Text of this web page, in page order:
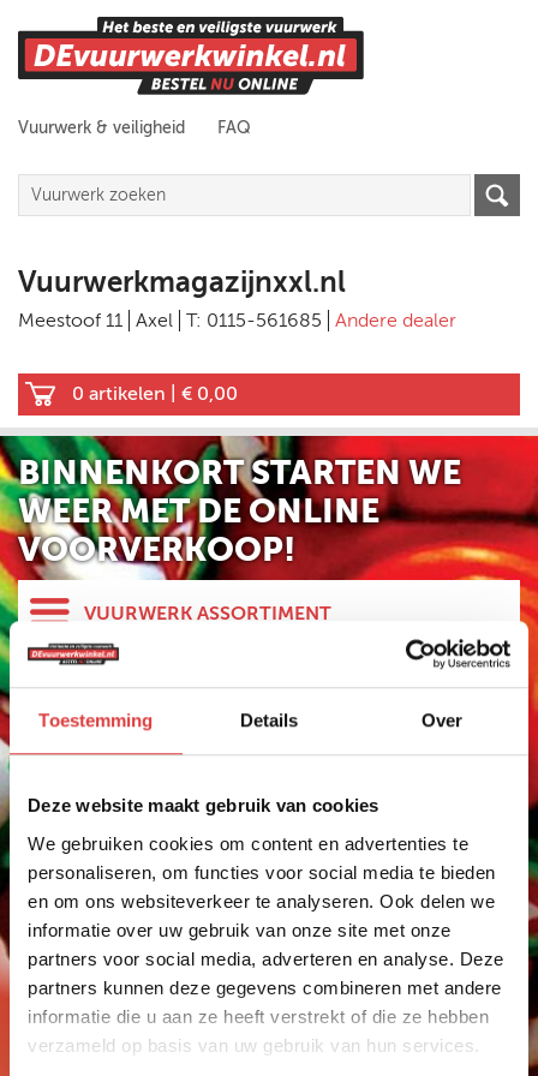
Toestemming Details Over
Deze website maakt gebruik van cookies
We gebruiken cookies om content en advertenties te
personaliseren, om functies voor social media te bieden
en om ons websiteverkeer te analyseren. Ook delen we
informatie over uw gebruik van onze site met onze
partners voor social media, adverteren en analyse. Deze
partners kunnen deze gegevens combineren met andere
informatie die u aan ze heeft verstrekt of die ze hebben
verzameld op basis van uw gebruik van hun services.
Vuurwerk & veiligheid FAQ
Vuurwerkmagazijnxxl.nl
Meestoof 11 Axel T: 0115-561685 Andere dealer
0 artikelen € 0,00
BINNENKORT STARTEN WE
WEER MET DE ONLINE
VOORVERKOOP!
VUURWERK ASSORTIMENT
HELE ASSORTIMENT
500 GRAM
BESTELLEN
VUURWERK AFHALEN
VUURWERKBONNEN
INWISSELEN
Vuurwerk Zelzate
bij Vuurwerkmagazijnxxl.nl. Wij zijn als
vuurwerkdealer aangesloten bij devuurwerkwinkel.nl.
Al jaren één van de grootste vuurwerk
verkooppunten in de buurt van Zelzate.
Vuurwerkmagazijnxxl.nl is dé vuurwerkdealer voor
de regio Axel, Terneuzen, Zeeland en Zeeuws
vlaanderen. Ook veel mensen uit Hulst, Zelzate en
Sas van Gent kopen vuurwerk bij
Vuurwerkmagazijnxxl.nl.